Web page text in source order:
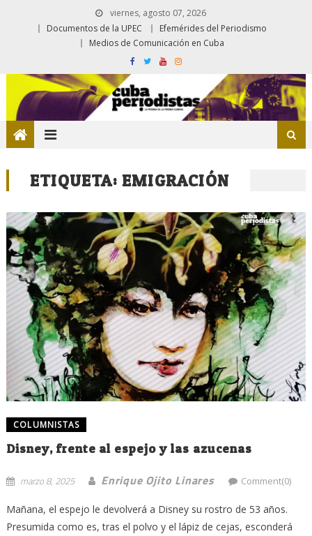
viernes, agosto 07, 2026
Documentos de la UPEC
Efemérides del Periodismo
Medios de Comunicación en Cuba
ETIQUETA: EMIGRACIÓN
COLUMNISTAS
Disney, frente al espejo y las azucenas
marzo 8, 2025 Enrique Ojito Linares Comment(0)
Mañana, el espejo le devolverá a Disney su rostro de 53 años.
Presumida como es, tras el polvo y el lápiz de cejas, esconderá